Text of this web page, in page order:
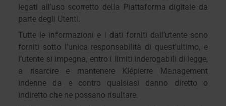
legati all’uso scorretto della Piattaforma digitale da
parte degli Utenti.
Tutte le informazioni e i dati forniti dall’utente sono
forniti sotto l‘unica responsabilità di quest’ultimo, e
l’utente si impegna, entro i limiti inderogabili di legge,
a risarcire e mantenere Klépierre Management
indenne da e contro qualsiasi danno diretto o
indiretto che ne possano risultare.